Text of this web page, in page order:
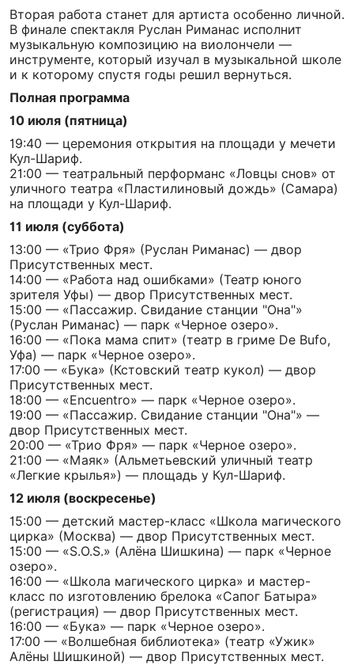
Вторая работа станет для артиста особенно личной.
В финале спектакля Руслан Риманас исполнит
музыкальную композицию на виолончели —
инструменте, который изучал в музыкальной школе
и к которому спустя годы решил вернуться.
Полная программа
10 июля (пятница)
19:40 — церемония открытия на площади у мечети
Кул-Шариф.
21:00 — театральный перформанс «Ловцы снов» от
уличного театра «Пластилиновый дождь» (Самара)
на площади у Кул-Шариф.
11 июля (суббота)
13:00 — «Трио Фря» (Руслан Риманас) — двор
Присутственных мест.
14:00 — «Работа над ошибками» (Театр юного
зрителя Уфы) — двор Присутственных мест.
15:00 — «Пассажир. Свидание станции "Она"»
(Руслан Риманас) — парк «Черное озеро».
16:00 — «Пока мама спит» (театр в гриме De Bufo,
Уфа) — парк «Черное озеро».
17:00 — «Бука» (Кстовский театр кукол) — двор
Присутственных мест.
18:00 — «Encuentro» — парк «Черное озеро».
19:00 — «Пассажир. Свидание станции "Она"» —
двор Присутственных мест.
20:00 — «Трио Фря» — парк «Черное озеро».
21:00 — «Маяк» (Альметьевский уличный театр
«Легкие крылья») — площадь у Кул-Шариф.
12 июля (воскресенье)
15:00 — детский мастер-класс «Школа магического
цирка» (Москва) — двор Присутственных мест.
15:00 — «S.O.S.» (Алёна Шишкина) — парк «Черное
озеро».
16:00 — «Школа магического цирка» и мастер-
класс по изготовлению брелока «Сапог Батыра»
(регистрация) — двор Присутственных мест.
16:00 — «Бука» — парк «Черное озеро».
17:00 — «Волшебная библиотека» (театр «Ужик»
Алёны Шишкиной) — двор Присутственных мест.